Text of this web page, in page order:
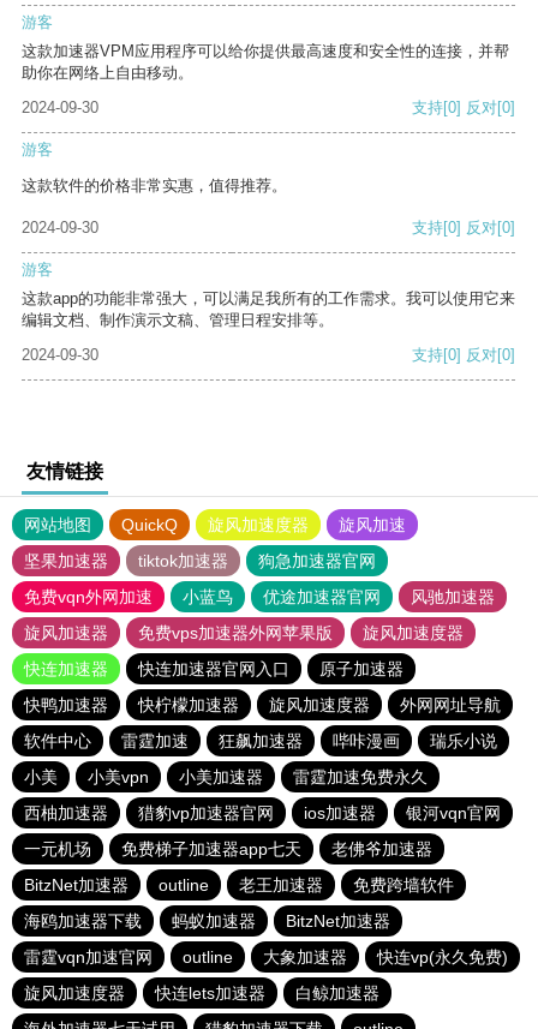
游客
这款加速器VPM应用程序可以给你提供最高速度和安全性的连接，并帮
助你在网络上自由移动。
2024-09-30
支持[0] 反对[0]
游客
这款软件的价格非常实惠，值得推荐。
2024-09-30 支持[0] 反对[0]
游客
这款app的功能非常强大，可以满足我所有的工作需求。我可以使用它来
编辑文档、制作演示文稿、管理日程安排等。
2024-09-30
支持[0] 反对[0]
友情链接
网站地图 QuickQ 旋风加速度器
旋风加速
坚果加速器
tiktok加速器
狗急加速器官网
免费vqn外网加速
小蓝鸟 优途加速器官网
风驰加速器
旋风加速器
免费vps加速器外网苹果版
旋风加速度器
快连加速器
快连加速器官网入口
原子加速器
快鸭加速器
快柠檬加速器 旋风加速度器
外网网址导航
软件中心
雷霆加速 狂飙加速器 哔咔漫画
瑞乐小说
小美
小美vpn 小美加速器
雷霆加速免费永久
西柚加速器
猎豹vp加速器官网 ios加速器
银河vqn官网
一元机场
免费梯子加速器app七天
老佛爷加速器
BitzNet加速器
outline 老王加速器
免费跨墙软件
海鸥加速器下载
蚂蚁加速器
BitzNet加速器
雷霆vqn加速官网
outline 大象加速器
快连vp(永久免费)
旋风加速度器
快连lets加速器
白鲸加速器